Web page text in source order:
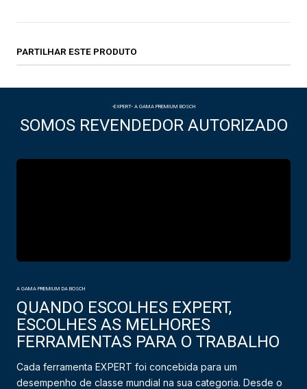
PARTILHAR ESTE PRODUTO
-EXPERT- A GAMA PREMIUM BOSCH
SOMOS REVENDEDOR AUTORIZADO
A GAMA PREMIUM DA BOSCH
QUANDO ESCOLHES EXPERT,
ESCOLHES AS MELHORES
FERRAMENTAS PARA O TRABALHO
Cada ferramenta EXPERT foi concebida para um
desempenho de classe mundial na sua categoria. Desde o